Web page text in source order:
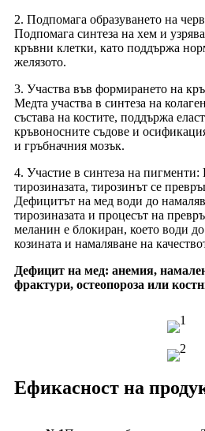
2. Подпомага образуването на
Подпомага синтеза на хем и
кръвни клетки, като поддържа
желязото.
3. Участва във формирането на
Медта участва в синтеза на
състава на костите, поддържа
кръвоносните съдове и
и гръбначния мозък.
4. Участие в синтеза на пигменти:
тирозиназата, тирозинът се
Дефицитът на мед води до
тирозиназата и процесът на
меланин е блокиран, което води
козината и намаляване на
Дефицит на мед: анемия,
фрактури, остеопороза или
Ефикасност на